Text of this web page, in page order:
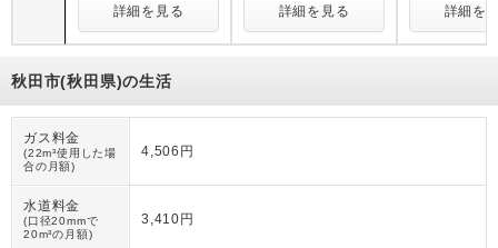
詳細を見る 詳細を見る 詳細を
秋田市(秋田県)の生活
ガス料金
(22m³使用した場
合の月額)
4,506円
水道料金
(口径20mmで
20m³の月額)
3,410円